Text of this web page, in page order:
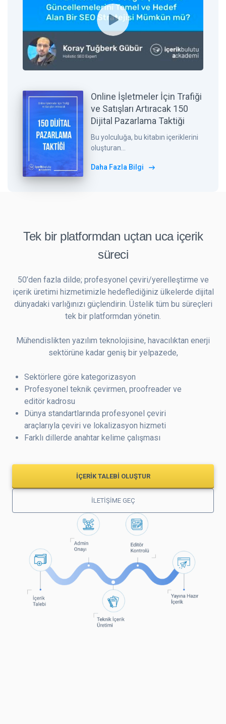
Online İşletmeler İçin Trafiği
ve Satışları Artıracak 150
Dijital Pazarlama Taktiği
Bu yolculuğa, bu kitabın içeriklerini
oluşturan...
Daha Fazla Bilgi
Tek bir platformdan uçtan uca içerik
süreci
50’den fazla dilde; profesyonel çeviri/yerelleştirme ve
içerik üretimi hizmetimizle hedeflediğiniz ülkelerde dijital
dünyadaki varlığınızı güçlendirin. Üstelik tüm bu süreçleri
tek bir platformdan yönetin.
Mühendislikten yazılım teknolojisine, havacılıktan enerji
sektörüne kadar geniş bir yelpazede,
Sektörlere göre kategorizasyon
Profesyonel teknik çevirmen, proofreader ve
editör kadrosu
Dünya standartlarında profesyonel çeviri
araçlarıyla çeviri ve lokalizasyon hizmeti
Farklı dillerde anahtar kelime çalışması
İÇERİK TALEBİ OLUŞTUR
İLETİŞİME GEÇ